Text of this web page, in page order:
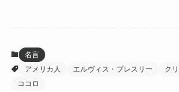
名言
アメリカ人
エルヴィス・プレスリー
ク
ココロ